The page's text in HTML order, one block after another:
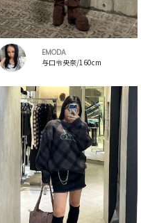
EMODA
与口令央奈/160cm